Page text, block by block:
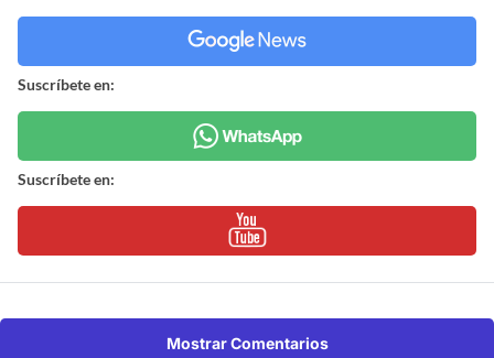
Suscríbete en:
Suscríbete en:
Mostrar Comentarios